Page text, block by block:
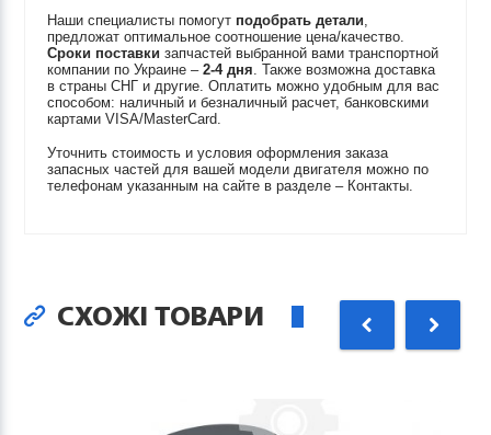
Наши специалисты помогут подобрать детали,
предложат оптимальное соотношение цена/качество.
Сроки поставки запчастей выбранной вами транспортной
компании по Украине –2-4 дня. Также возможна доставка
в страны СНГ и другие. Оплатить можно удобным для вас
способом: наличный и безналичный расчет, банковскими
картами VISA/MasterCard.
Уточнить стоимость и условия оформления заказа
запасных частей для вашей модели двигателя можно по
телефонам указанным на сайте в разделе – Контакты.
СХОЖІ ТОВАРИ